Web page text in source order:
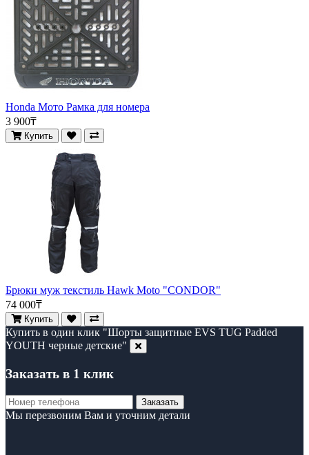
Honda Мото Рамка для номера
3 900₸
Купить
Брюки муж текстиль Hawk Moto "CONDOR"
74 000₸
Купить
Купить в один клик "Шорты защитные EVS TUG Padded
YOUTH черные детские"
Заказать в 1 клик
Заказать
Мы перезвоним Вам и уточним детали